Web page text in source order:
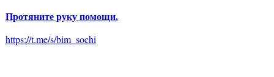
Протяните руку помощи.
https://t.me/s/bim_sochi